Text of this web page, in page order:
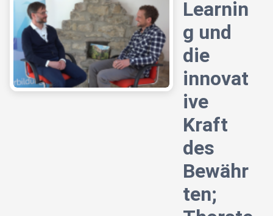
Learnin
g und
die
innovat
ive
Kraft
des
Bewähr
ten;